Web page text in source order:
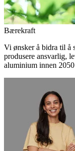
Bærekraft
Vi ønsker å bidra til å
produsere ansvarlig,
aluminium innen